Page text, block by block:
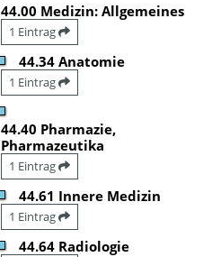
44.00 Medizin: Allgemeines
1 Eintrag
44.34 Anatomie
1 Eintrag
44.40 Pharmazie,
Pharmazeutika
1 Eintrag
44.61 Innere Medizin
1 Eintrag
44.64 Radiologie